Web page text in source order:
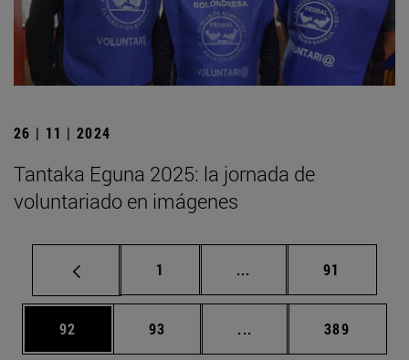
26 | 11 | 2024
Tantaka Eguna 2025: la jornada de
voluntariado en imágenes
Página
1 ... Páginas intermedias
Página
91
Página
92 Página
93 ... Páginas intermedias
Página
389